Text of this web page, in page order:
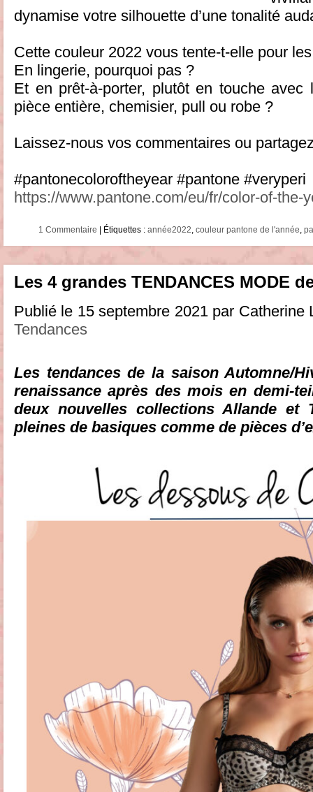
dynamise votre silhouette d’une tonalité
Cette couleur 2022 vous tente-t-elle pour
En lingerie, pourquoi pas ?
Et en prêt-à-porter, plutôt en touche
pièce entière, chemisier, pull ou robe ?
Laissez-nous vos commentaires ou
#pantonecoloroftheyear #pantone #veryperi
https://www.pantone.com/eu/fr/color-of-the-
1 Commentaire | Étiquettes : année2022, couleur pantone de l'année,
Les 4 grandes TENDANCES MODE
Publié le 15 septembre 2021 par
Tendances
Les tendances de la saison Automne/
renaissance après des mois en demi-
deux nouvelles collections Allande et
pleines de basiques comme de pièces